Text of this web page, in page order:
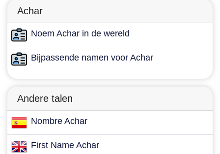
Achar
Noem Achar in de wereld
Bijpassende namen voor Achar
Andere talen
Nombre Achar
First Name Achar